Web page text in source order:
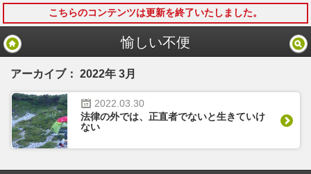
こちらのコンテンツは更新を終了いたしました。
愉しい不便
アーカイブ： 2022年 3月
2022. 03. 30
法律の外では、正直者でないと生きていけ
ない
モバイル PC